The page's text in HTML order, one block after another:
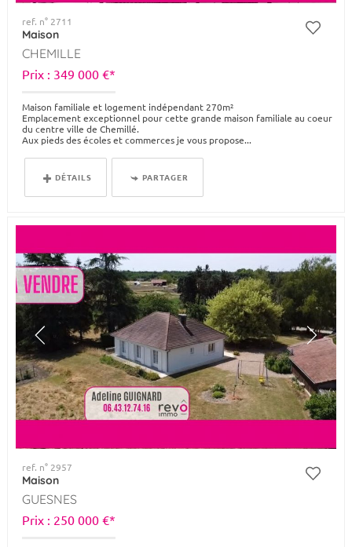
ref. n° 2711
Maison
CHEMILLE
Prix : 349 000 €*
Maison familiale et logement indépendant 270m²
Emplacement exceptionnel pour cette grande maison familiale au coeur
du centre ville de Chemillé.
Aux pieds des écoles et commerces je vous propose...
DÉTAILS PARTAGER
ref. n° 2957
Maison
GUESNES
Prix : 250 000 €*